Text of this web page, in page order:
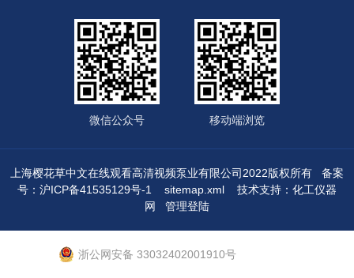
微信公众号 移动端浏览
上海樱花草中文在线观看高清视频泵业有限公司2022版权所有 备案
号：沪ICP备41535129号-1
sitemap.xml 技术支持： 化工仪器
网
管理登陆
浙公网安备 33032402001910号